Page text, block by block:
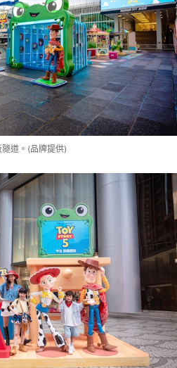
道。(品牌提供)